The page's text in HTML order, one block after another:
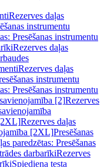
Rezerves daļas
instrumentu
Presēšanas instrumentu
Rezerves daļas
Rezerves daļas
instrumentu
Presēšanas instrumentu
[2]Rezerves
Rezerves daļas
[2XL]Presēšanas
paredzētas: Presēšanas
darbarīkiRezerves
Spiediena testa